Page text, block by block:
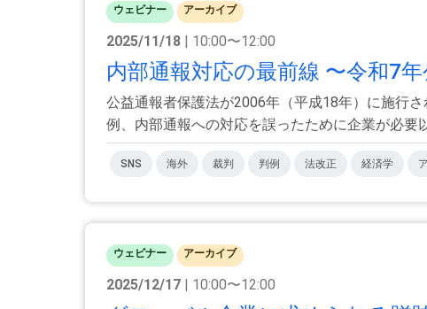
ウェビナー アーカイブ
2025/11/18 | 10:00〜12:00
内部通報対応の最前線 〜令和7
公益通報者保護法が2006年（平成18年）に施行
例、内部通報への対応を誤ったために企業が必要
SNS 海外 裁判 判例 法改正 経済学
ウェビナー アーカイブ
2025/12/17 | 10:00〜12:00